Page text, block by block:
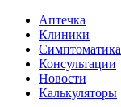
Аптечка
Клиники
Симптоматика
Консультации
Новости
Калькуляторы